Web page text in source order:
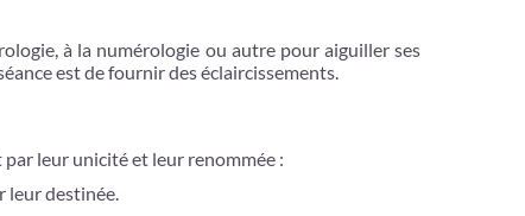
à la numérologie ou autre pour aiguiller ses
est de fournir des éclaircissements.
leur unicité et leur renommée :
leur destinée.